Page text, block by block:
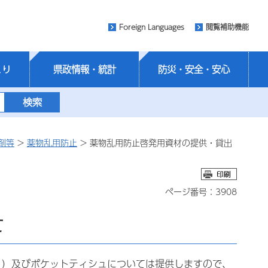
Foreign Languages 閲覧補助機能
県政情報・統計 防災・安全・安心
等 > 薬物乱用防止 > 薬物乱用防止啓発用資材の提供・貸出
ページ番号：3908
びポケットティシュについては提供しますので、